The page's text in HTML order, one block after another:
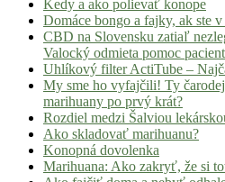
Kedy a ako polievať konope
Domáce bongo a fajky, ak ste v
CBD na Slovensku zatiaľ
Valocký odmieta pomoc
Uhlíkový filter ActiTube –
My sme ho vyfajčili! Ty
marihuany po prvý krát?
Rozdiel medzi Šalviou
Ako skladovať marihuanu?
Konopná dovolenka
Marihuana: Ako zakryť, že si